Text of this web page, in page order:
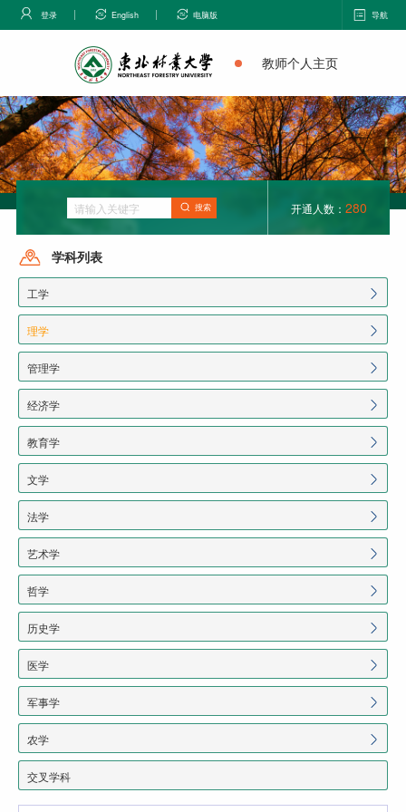
登录 English 电脑版 导航
教师个人主页
搜索 开通人数： 280
学科列表
工学
理学
管理学
经济学
教育学
文学
法学
艺术学
哲学
历史学
医学
军事学
农学
交叉学科